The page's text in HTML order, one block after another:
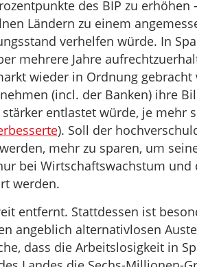
des BIP zu erhöhen
Ländern zu einem
verhelfen würde. In
mehrere Jahre
wieder in Ordnung gebracht
(incl. der Banken) ihre
entlastet würde, je mehr
). Soll der
mehr zu sparen, um
bei Wirtschaftswachstum und
werden.
entfernt. Stattdessen ist
angeblich alternativlosen
dass die Arbeitslosigkeit in